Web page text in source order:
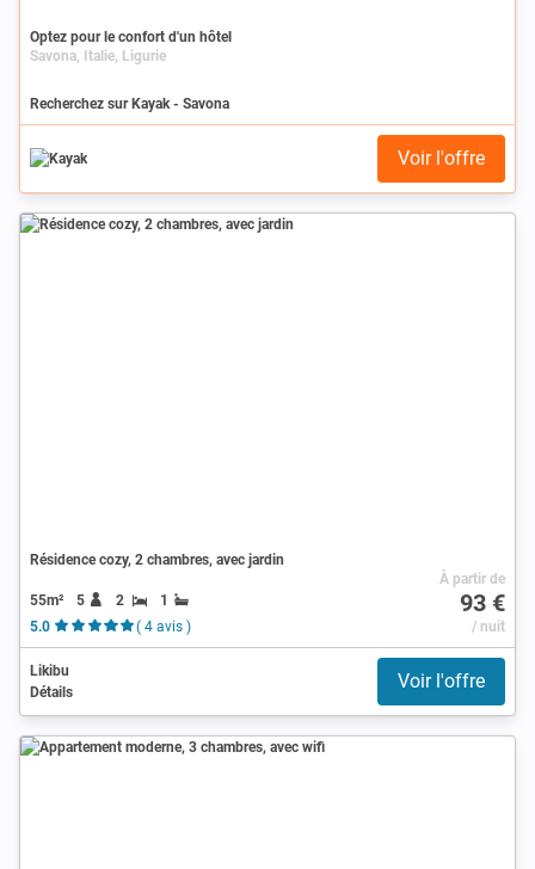
Optez pour le confort d'un hôtel
Savona, Italie, Ligurie
Recherchez sur Kayak - Savona
Voir l'offre
Résidence cozy, 2 chambres, avec jardin
55m² 5 2
1
5.0
( 4 avis )
À partir de
93 €
/ nuit
Likibu
Détails
Voir l'offre